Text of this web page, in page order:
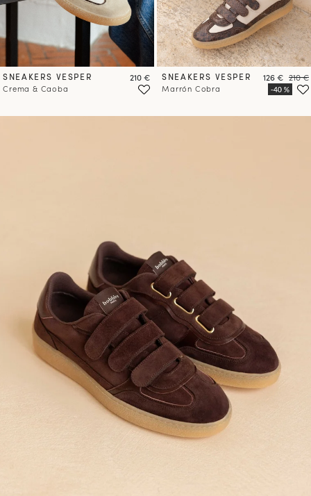
SNEAKERS VESPER
Crema & Caoba
Precio
210 € SNEAKERS VESPER
Marrón Cobra
Precio
126 € Precio
210 €